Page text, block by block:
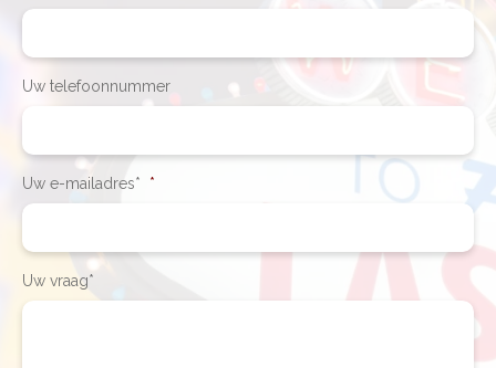
Uw telefoonnummer
Uw e-mailadres* *
Uw vraag*